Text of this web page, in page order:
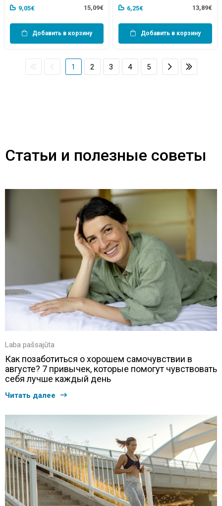
9,05€ 15,09€
Добавить в корзину
6,25€
13,89€
Добавить в корзину
1 2 3 4 5
Статьи и полезные советы
Laba pašsajūta
Как позаботиться о хорошем самочувствии в
августе? 7 привычек, которые помогут чувствовать
себя лучше каждый день
Читать далее